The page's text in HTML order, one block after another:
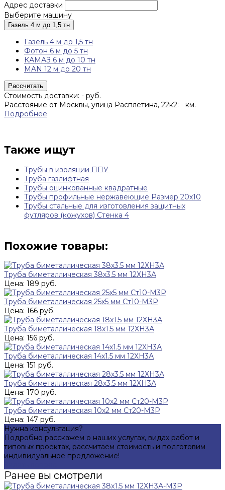
Адрес доставки
Выберите машину
Газель 4 м до 1,5 тн
Газель 4 м до 1,5 тн
Фотон 6 м до 5 тн
КАМАЗ 6 м до 10 тн
MAN 12 м до 20 тн
Рассчитать
Стоимость доставки: - руб.
Расстояние от Москвы, улица Расплетина, 22к2: - км.
Подробнее
Также ищут
Трубы в изоляции ППУ
Труба газлифтная
Трубы оцинкованные квадратные
Трубы профильные нержавеющие Размер 20х10
Трубы стальные для изготовления защитных
футляров (кожухов) Стенка 4
Похожие товары:
Труба биметаллическая 38х3.5 мм 12ХН3А
Цена: 189 руб.
Труба биметаллическая 25х5 мм Ст10-М3Р
Цена: 166 руб.
Труба биметаллическая 18х1.5 мм 12ХН3А
Цена: 156 руб.
Труба биметаллическая 14х1.5 мм 12ХН3А
Цена: 151 руб.
Труба биметаллическая 28х3.5 мм 12ХН3А
Цена: 170 руб.
Труба биметаллическая 10х2 мм Ст20-М3Р
Цена: 147 руб.
Нужна консультация?
Подробно расскажем о наших услугах, видах работ и
типовых проектах, рассчитаем стоимость и подготовим
индивидуальное предложение!
Ранее вы смотрели